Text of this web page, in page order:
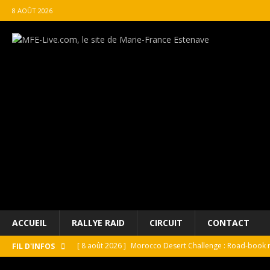
8 AOÛT 2026
ACCUEIL RALLYE RAID CIRCUIT CONTACT
FIL D'INFOS [ 8 août 2026 ] Morocco Desert Challenge : Road-book